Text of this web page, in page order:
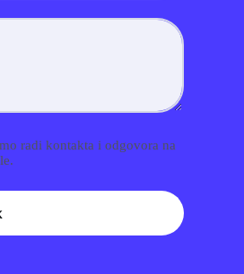
radi kontakta i odgovora na